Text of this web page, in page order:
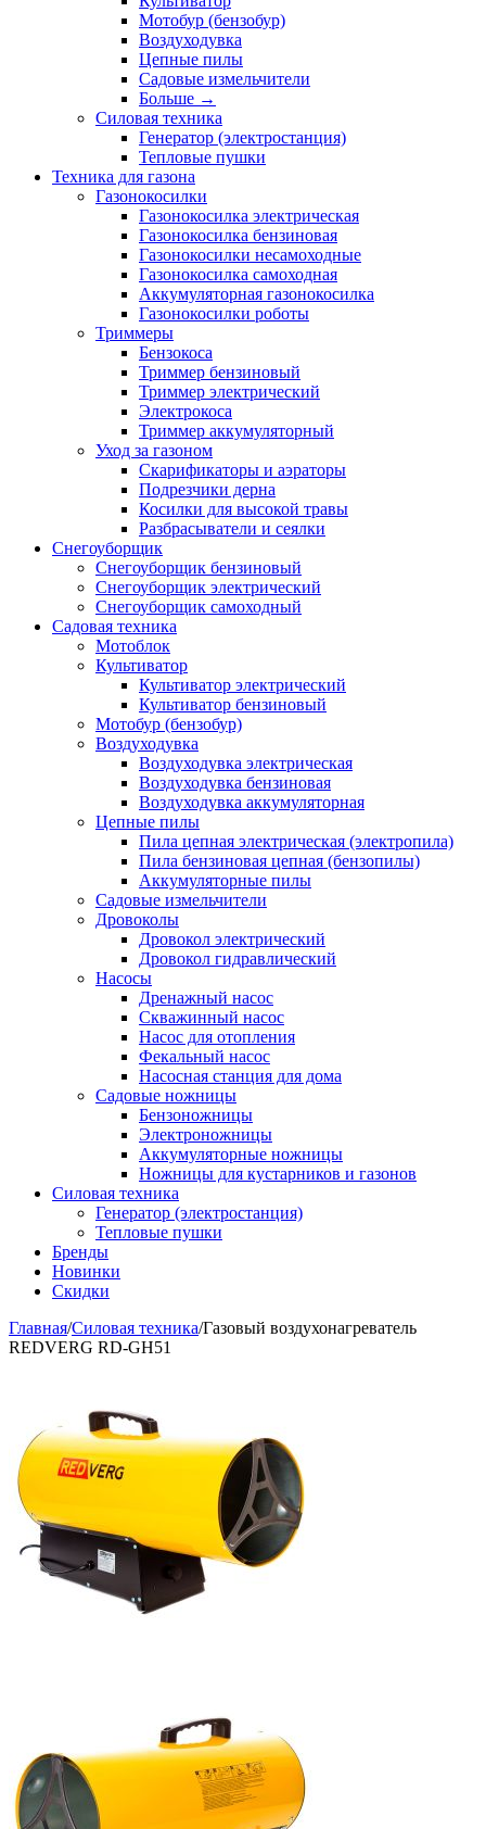
Мотобур (бензобур)
Воздуходувка
Цепные пилы
Садовые измельчители
Больше →
Силовая техника
Генератор (электростанция)
Тепловые пушки
Техника для газона
Газонокосилки
Газонокосилка электрическая
Газонокосилка бензиновая
Газонокосилки несамоходные
Газонокосилка самоходная
Аккумуляторная газонокосилка
Газонокосилки роботы
Триммеры
Бензокоса
Триммер бензиновый
Триммер электрический
Электрокоса
Триммер аккумуляторный
Уход за газоном
Скарификаторы и аэраторы
Подрезчики дерна
Косилки для высокой травы
Разбрасыватели и сеялки
Снегоуборщик
Снегоуборщик бензиновый
Снегоуборщик электрический
Снегоуборщик самоходный
Садовая техника
Мотоблок
Культиватор
Культиватор электрический
Культиватор бензиновый
Мотобур (бензобур)
Воздуходувка
Воздуходувка электрическая
Воздуходувка бензиновая
Воздуходувка аккумуляторная
Цепные пилы
Пила цепная электрическая (электропила)
Пила бензиновая цепная (бензопилы)
Аккумуляторные пилы
Садовые измельчители
Дровоколы
Дровокол электрический
Дровокол гидравлический
Насосы
Дренажный насос
Скважинный насос
Насос для отопления
Фекальный насос
Насосная станция для дома
Садовые ножницы
Бензоножницы
Электроножницы
Аккумуляторные ножницы
Ножницы для кустарников и газонов
Силовая техника
Генератор (электростанция)
Тепловые пушки
Бренды
Новинки
Скидки
Главная/Силовая техника/Газовый воздухонагреватель
REDVERG RD-GH51